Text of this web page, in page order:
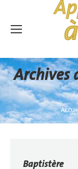
Baptistère